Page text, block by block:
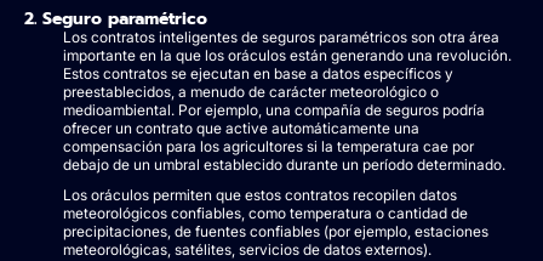
2. Seguro paramétrico
Los contratos inteligentes de seguros paramétricos son otra área
importante en la que los oráculos están generando una revolución.
Estos contratos se ejecutan en base a datos específicos y
preestablecidos, a menudo de carácter meteorológico o
medioambiental. Por ejemplo, una compañía de seguros podría
ofrecer un contrato que active automáticamente una
compensación para los agricultores si la temperatura cae por
debajo de un umbral establecido durante un período determinado.
Los oráculos permiten que estos contratos recopilen datos
meteorológicos confiables, como temperatura o cantidad de
precipitaciones, de fuentes confiables (por ejemplo, estaciones
meteorológicas, satélites, servicios de datos externos).